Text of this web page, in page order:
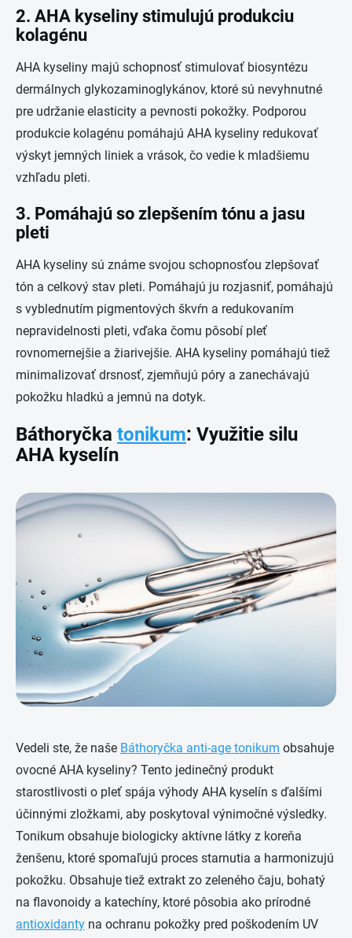
2. AHA kyseliny stimulujú produkciu
kolagénu
AHA kyseliny majú schopnosť stimulovať biosyntézu
dermálnych glykozaminoglykánov, ktoré sú nevyhnutné
pre udržanie elasticity a pevnosti pokožky. Podporou
produkcie kolagénu pomáhajú AHA kyseliny redukovať
výskyt jemných liniek a vrások, čo vedie k mladšiemu
vzhľadu pleti.
3. Pomáhajú so zlepšením tónu a jasu
pleti
AHA kyseliny sú známe svojou schopnosťou zlepšovať
tón a celkový stav pleti. Pomáhajú ju rozjasniť, pomáhajú
s vyblednutím pigmentových škvŕn a redukovaním
nepravidelnosti pleti, vďaka čomu pôsobí pleť
rovnomernejšie a žiarivejšie. AHA kyseliny pomáhajú tiež
minimalizovať drsnosť, zjemňujú póry a zanechávajú
pokožku hladkú a jemnú na dotyk.
Báthoryčka tonikum: Využitie silu
AHA kyselín
Vedeli ste, že naše Báthoryčka anti-age tonikum obsahuje
ovocné AHA kyseliny? Tento jedinečný produkt
starostlivosti o pleť spája výhody AHA kyselín s ďalšími
účinnými zložkami, aby poskytoval výnimočné výsledky.
Tonikum obsahuje biologicky aktívne látky z koreňa
ženšenu, ktoré spomaľujú proces starnutia a harmonizujú
pokožku. Obsahuje tiež extrakt zo zeleného čaju, bohatý
na flavonoidy a katechíny, ktoré pôsobia ako prírodné
antioxidanty na ochranu pokožky pred poškodením UV